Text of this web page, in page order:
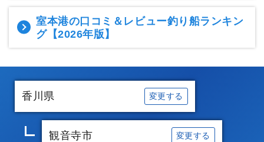
室本港の口コミ＆レビュー釣り船ランキン
グ【2026年版】
香川県 変更する
観音寺市 変更する